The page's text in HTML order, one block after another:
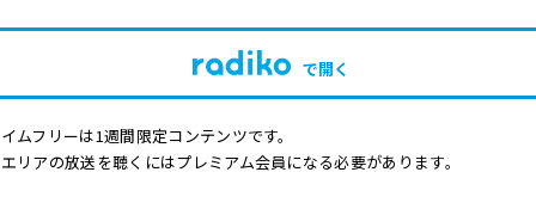
で開く
ムフリーは1週間限定コンテンツです。
リアの放送を聴くにはプレミアム会員になる必要があります。